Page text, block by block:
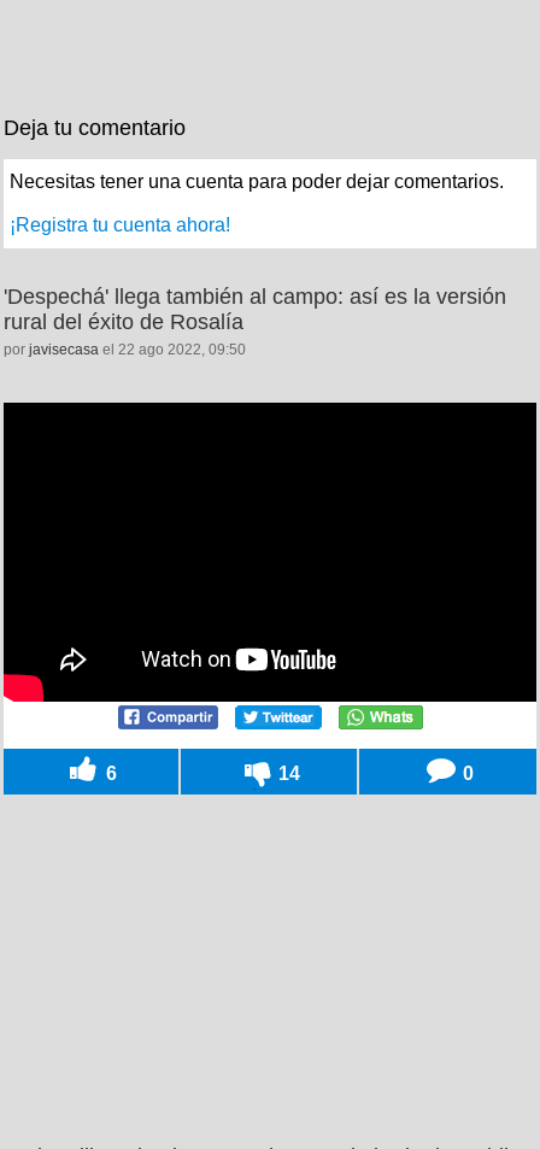
Deja tu comentario
Necesitas tener una cuenta para poder dejar comentarios.
¡Registra tu cuenta ahora!
'Despechá' llega también al campo: así es la versión
rural del éxito de Rosalía
por javisecasa el 22 ago 2022, 09:50
6 14 0